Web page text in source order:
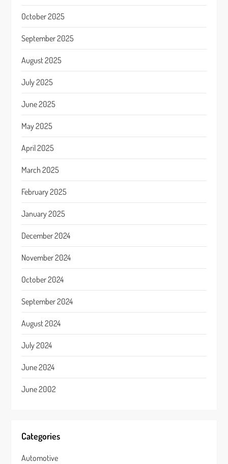
October 2025
September 2025
August 2025
July 2025
June 2025
May 2025
April 2025
March 2025
February 2025
January 2025
December 2024
November 2024
October 2024
September 2024
August 2024
July 2024
June 2024
June 2002
Categories
Automotive